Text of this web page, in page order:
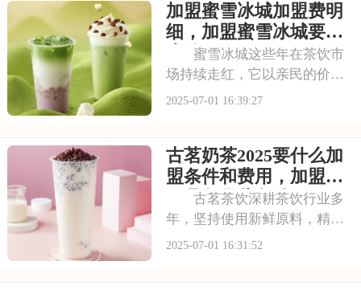
多少钱？需要满足哪些条件？
以下是喜茶奶茶店加盟的要
求，加盟喜茶需要
加盟蜜雪冰城加盟费明
细，加盟蜜雪冰城要多
少钱
蜜雪冰城这些年在茶饮市
场持续走红，它以亲民的价格
和丰富的产品线，覆盖了广泛
投资者心动不已。那么，加盟
蜜雪冰城需要多少费用呢？下
面就来看看加盟蜜雪
2025-07-01 16:39:27
古茗奶茶2025要什么加
盟条件和费用，加盟需
要具备哪些条件
古茗茶饮深耕茶饮行业多
年，坚持使用新鲜原料，精心
调配每一杯饮品，以稳定的品
2025-07-01 16:31:52